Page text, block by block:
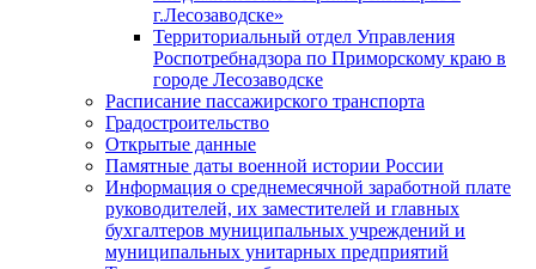
г.Лесозаводске»
Территориальный отдел Управления
Роспотребнадзора по Приморскому краю в
городе Лесозаводске
Расписание пассажирского транспорта
Градостроительство
Открытые данные
Памятные даты военной истории России
Информация о среднемесячной заработной плате
руководителей, их заместителей и главных
бухгалтеров муниципальных учреждений и
муниципальных унитарных предприятий